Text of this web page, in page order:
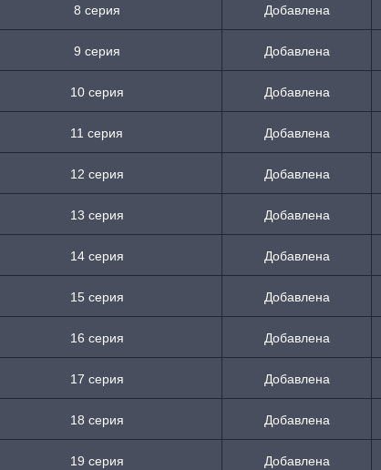
8 серия Добавлена
9 серия Добавлена
10 серия Добавлена
11 серия Добавлена
12 серия Добавлена
13 серия Добавлена
14 серия Добавлена
15 серия Добавлена
16 серия Добавлена
17 серия Добавлена
18 серия Добавлена
19 серия Добавлена